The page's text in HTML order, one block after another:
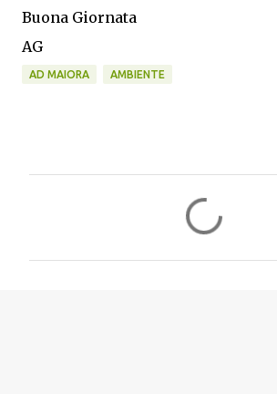
Buona Giornata
AG
AD MAIORA AMBIENTE